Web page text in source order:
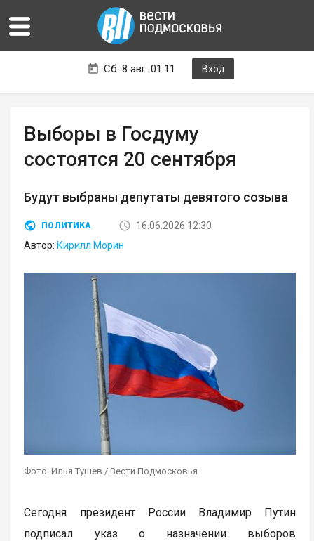
Сб. 8 авг. 01:11 Вход
Выборы в Госдуму
состоятся 20 сентября
Будут выбраны депутаты девятого созыва
ПОЛИТИКА
16.06.2026 12:30
Автор: Кирилл Морин
Фото: Илья Тушев / Вести Подмосковья
Сегодня президент России Владимир Путин
подписал указ о назначении выборов